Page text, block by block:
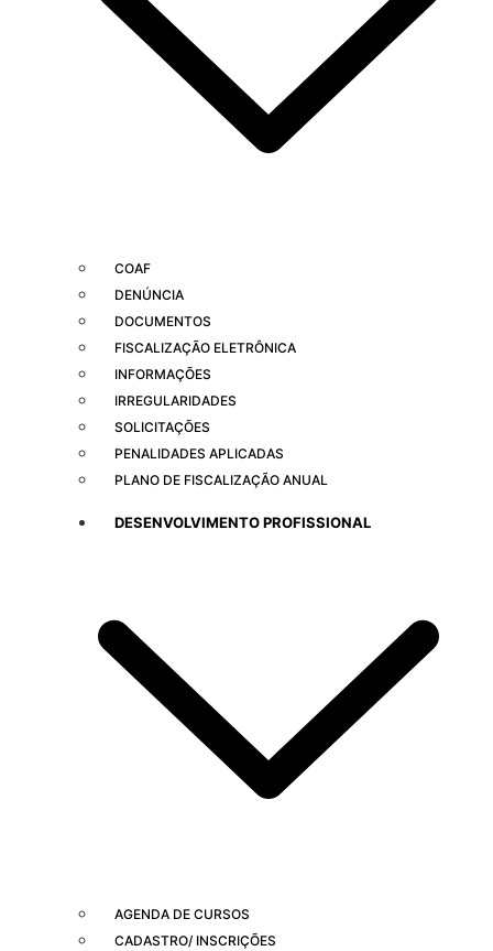
COAF
DENÚNCIA
DOCUMENTOS
FISCALIZAÇÃO ELETRÔNICA
INFORMAÇÕES
IRREGULARIDADES
SOLICITAÇÕES
PENALIDADES APLICADAS
PLANO DE FISCALIZAÇÃO ANUAL
DESENVOLVIMENTO PROFISSIONAL
AGENDA DE CURSOS
CADASTRO/ INSCRIÇÕES